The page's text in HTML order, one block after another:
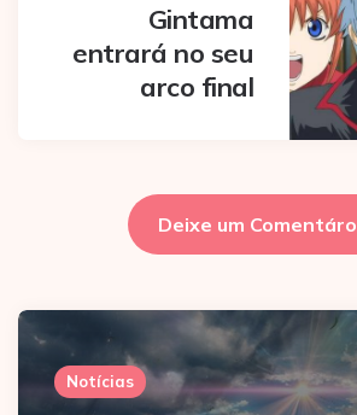
Gintama
entrará no seu
arco final
Deixe um Comentáro
Notícias